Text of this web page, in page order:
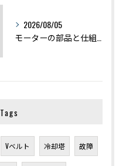
2026/08/05
Tags
Vベルト 冷却塔 故障